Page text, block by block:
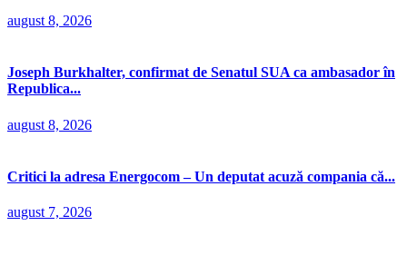
august 8, 2026
Joseph Burkhalter, confirmat de Senatul SUA ca ambasador în
Republica...
august 8, 2026
Critici la adresa Energocom – Un deputat acuză compania că...
august 7, 2026